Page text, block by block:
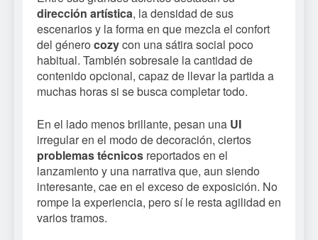
dirección artística, la densidad de sus
escenarios y la forma en que mezcla el confort
del género cozycon una sátira social poco
habitual. También sobresale la cantidad de
contenido opcional, capaz de llevar la partida a
muchas horas si se busca completar todo.
En el lado menos brillante, pesan una UI
irregular en el modo de decoración, ciertos
problemas técnicos reportados en el
lanzamiento y una narrativa que, aun siendo
interesante, cae en el exceso de exposición. No
rompe la experiencia, pero sí le resta agilidad en
varios tramos.